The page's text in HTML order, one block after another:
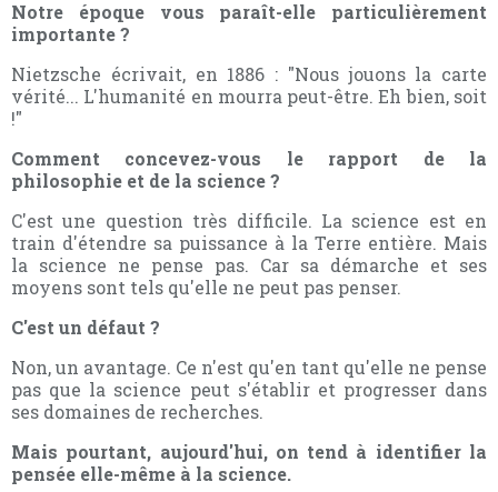
Notre époque vous paraît-elle particulièrement
importante ?
Nietzsche écrivait, en 1886 : "Nous jouons la carte
vérité... L'humanité en mourra peut-être. Eh bien, soit
!"
Comment concevez-vous le rapport de la
philosophie et de la science ?
C'est une question très difficile. La science est en
train d'étendre sa puissance à la Terre entière. Mais
la science ne pense pas. Car sa démarche et ses
moyens sont tels qu'elle ne peut pas penser.
C'est un défaut ?
Non, un avantage. Ce n'est qu'en tant qu'elle ne pense
pas que la science peut s'établir et progresser dans
ses domaines de recherches.
Mais pourtant, aujourd'hui, on tend à identifier la
pensée elle-même à la science.